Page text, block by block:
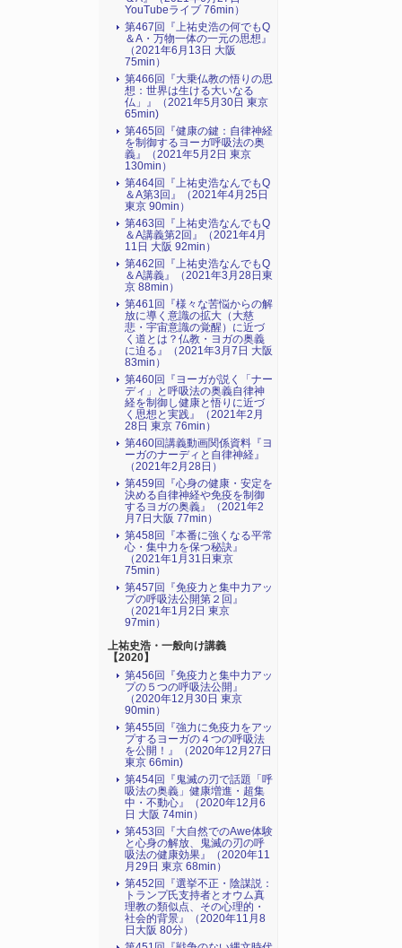
YouTubeライブ 76min）
第467回『上祐史浩の何でもQ
＆A・万物一体の一元の思想』
（2021年6月13日 大阪
75min）
第466回『大乗仏教の悟りの思
想：世界は生ける大いなる
仏」』（2021年5月30日 東京
65min)
第465回『健康の鍵：自律神経
を制御するヨーガ呼吸法の奥
義』（2021年5月2日 東京
130min）
第464回『上祐史浩なんでもQ
＆A第3回』（2021年4月25日
東京 90min）
第463回『上祐史浩なんでもQ
＆A講義第2回』（2021年4月
11日 大阪 92min）
第462回『上祐史浩なんでもQ
＆A講義』（2021年3月28日東
京 88min）
第461回『様々な苦悩からの解
放に導く意識の拡大（大慈
悲・宇宙意識の覚醒）に近づ
く道とは？仏教・ヨガの奥義
に迫る』（2021年3月7日 大阪
83min）
第460回『ヨーガが説く「ナー
ディ」と呼吸法の奥義自律神
経を制御し健康と悟りに近づ
く思想と実践』（2021年2月
28日 東京 76min）
第460回講義動画関係資料『ヨ
ーガのナーディと自律神経』
（2021年2月28日）
第459回『心身の健康・安定を
決める自律神経や免疫を制御
するヨガの奥義』（2021年2
月7日大阪 77min）
第458回『本番に強くなる平常
心・集中力を保つ秘訣』
（2021年1月31日東京
75min）
第457回『免疫力と集中力アッ
プの呼吸法公開第２回』
（2021年1月2日 東京
97min）
上祐史浩・一般向け講義
【2020】
第456回『免疫力と集中力アッ
プの５つの呼吸法公開』
（2020年12月30日 東京
90min）
第455回『強力に免疫力をアッ
プするヨーガの４つの呼吸法
を公開！』（2020年12月27日
東京 66min)
第454回『鬼滅の刃で話題「呼
吸法の奥義」健康増進・超集
中・不動心』（2020年12月6
日 大阪 74min）
第453回『大自然でのAwe体験
と心身の解放、鬼滅の刃の呼
吸法の健康効果』（2020年11
月29日 東京 68min）
第452回『選挙不正・陰謀説：
トランプ氏支持者とオウム真
理教の類似点、その心理的・
社会的背景』（2020年11月8
日大阪 80分）